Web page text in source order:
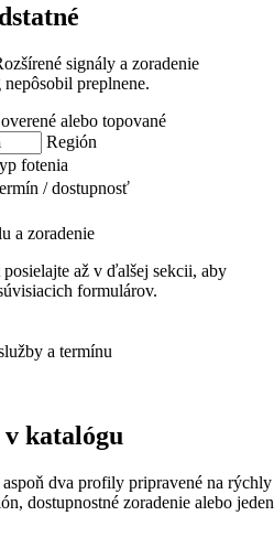
signály a zoradenie
preplnene.
overené alebo topované
Región
fotenia
/ dostupnosť
a zoradenie
až v ďalšej sekcii, aby
formulárov.
a termínu
katalógu
dva profily pripravené na rýchly
dostupnostné zoradenie alebo jeden